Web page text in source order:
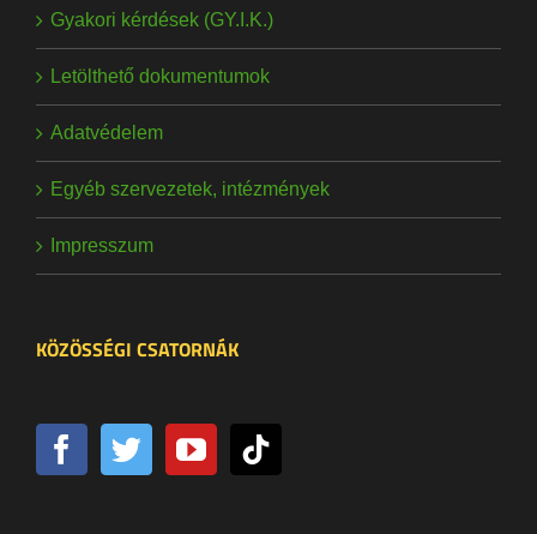
Gyakori kérdések (GY.I.K.)
Letölthető dokumentumok
Adatvédelem
Egyéb szervezetek, intézmények
Impresszum
KÖZÖSSÉGI CSATORNÁK